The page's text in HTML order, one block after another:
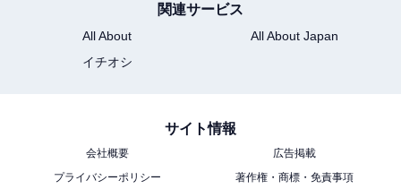
卵収納に困っている人は、ぜひお試しくださいね。
「いろいろ使ったけど、結局コレが1番！」家事
のプロが“アボカド好き”に激推しする超優秀ス
関連サービス
All About
All About Japan
イチオシ
サイト情報
会社概要
広告掲載
プライバシーポリシー
著作権・商標・免責事項